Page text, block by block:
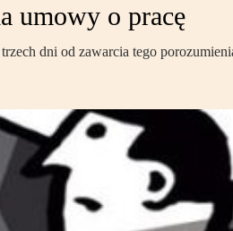
umowy o pracę
dni od zawarcia tego